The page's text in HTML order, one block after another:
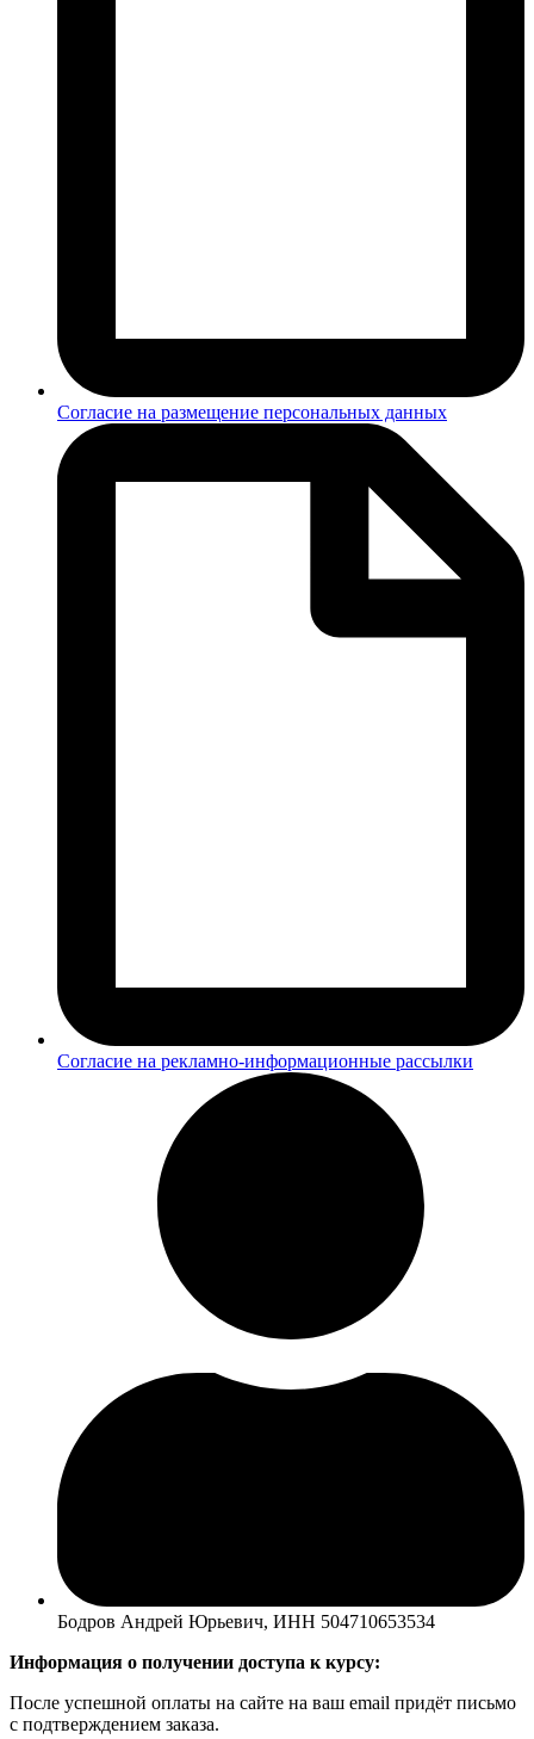
Согласие на размещение персональных данных
Согласие на рекламно-информационные рассылки
Бодров Андрей Юрьевич, ИНН 504710653534
Информация о получении доступа к курсу:
После успешной оплаты на сайте на ваш email придёт письмо
с подтверждением заказа.